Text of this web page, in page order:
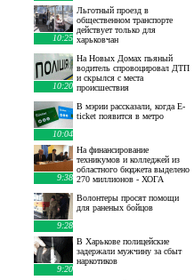
10:25
Льготный проезд в
общественном транспорте
действует только для
харьковчан
10:20
На Новых Домах пьяный
водитель спровоцировал ДТП
и скрылся с места
происшествия
10:04
В мэрии рассказали, когда E-
ticket появится в метро
9:38
На финансирование
техникумов и колледжей из
областного бюджета выделено
270 миллионов - ХОГА
9:28
Волонтеры просят помощи
для раненых бойцов
9:20
В Харькове полицейские
задержали мужчину за сбыт
наркотиков